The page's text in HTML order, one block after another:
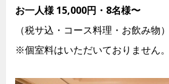
お一人様 15,000円・8名様〜
（税サ込・コース料理・お飲み物）
※個室料はいただいておりません。